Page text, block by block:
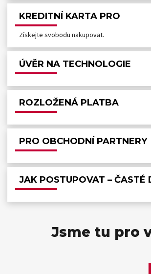
KREDITNÍ KARTA PRO
Získejte svobodu nakupovat.
ÚVĚR NA TECHNOLOGIE
ROZLOŽENÁ PLATBA
PRO OBCHODNÍ PARTNERY
JAK POSTUPOVAT – ČASTÉ
Jsme tu pro